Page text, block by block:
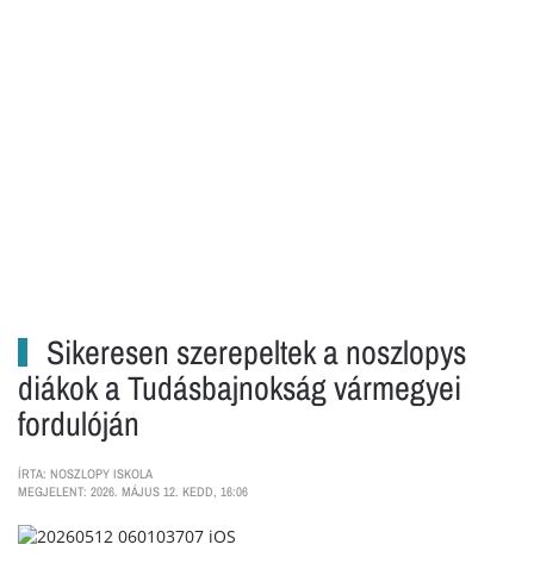
Sikeresen szerepeltek a noszlopys
diákok a Tudásbajnokság vármegyei
fordulóján
ÍRTA: NOSZLOPY ISKOLA
MEGJELENT: 2026. MÁJUS 12. KEDD, 16:06